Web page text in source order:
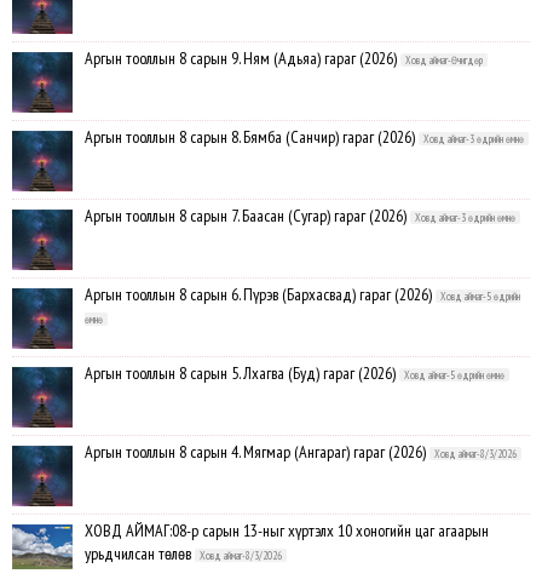
Аргын тооллын 8 сарын 9. Ням (Адьяа) гараг (2026) Ховд аймаг-Өчигдөр
Аргын тооллын 8 сарын 8. Бямба (Санчир) гараг (2026) Ховд аймаг-3 өдрийн өмнө
Аргын тооллын 8 сарын 7. Баасан (Сугар) гараг (2026) Ховд аймаг-3 өдрийн өмнө
Аргын тооллын 8 сарын 6. Пүрэв (Бархасвад) гараг (2026)
Ховд аймаг-5 өдрийн
өмнө
Аргын тооллын 8 сарын 5. Лхагва (Буд) гараг (2026) Ховд аймаг-5 өдрийн өмнө
Аргын тооллын 8 сарын 4. Мягмар (Ангараг) гараг (2026) Ховд аймаг-8/3/2026
ХОВД АЙМАГ:08-р сарын 13-ныг хүртэлх 10 хоногийн цаг агаарын
урьдчилсан төлөв
Ховд аймаг-8/3/2026